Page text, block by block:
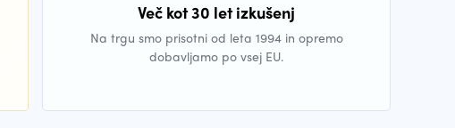
Več kot 30 let izkušenj
Na trgu smo prisotni od leta 1994 in opremo
dobavljamo po vsej EU.